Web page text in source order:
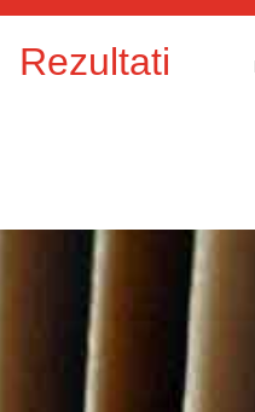
Rezultati